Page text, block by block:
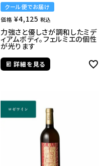
クール便でお届け
価格 ¥4,125 税込
力強さと優しさが調和したミデ
ィアムボディ。フェルミエの個性
が光ります
詳細を見る